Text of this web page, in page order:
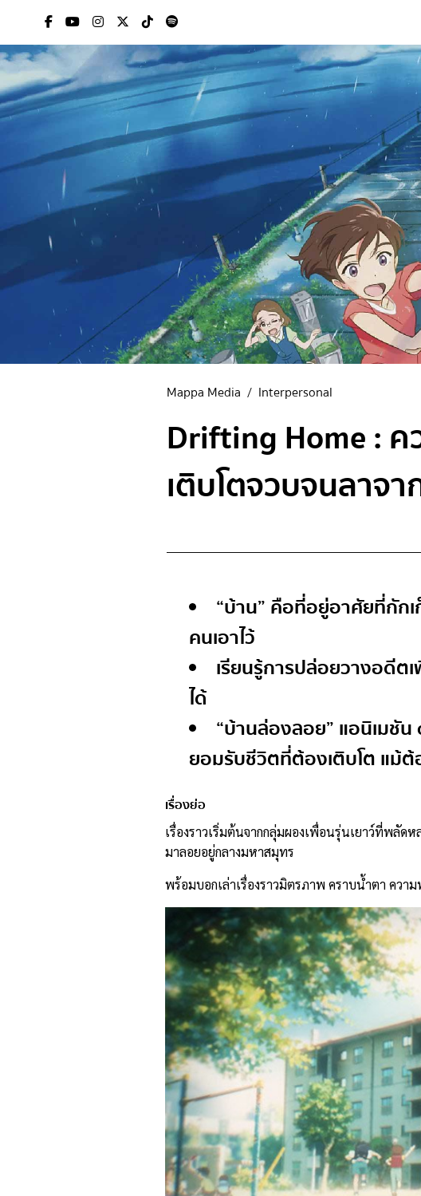
Mappa Media / Interpersonal
Drifting Home :
เติบโตจวบจนลาจ
“บ้าน” คือที่อยู่อาศัยที่กัก
คนเอาไว้
เรียนรู้การปล่อยวางอดีต
ได้
“บ้านล่องลอย” แอนิเมชัน
ยอมรับชีวิตที่ต้องเติบโต แม้
เรื่องย่อ
เรื่องราวเริ่มต้นจากกลุ่มผองเพื่อนรุ่นเยาว์ที่พลั
มาลอยอยู่กลางมหาสมุทร
พร้อมบอกเล่าเรื่องราวมิตรภาพ คราบน้ำตา คว